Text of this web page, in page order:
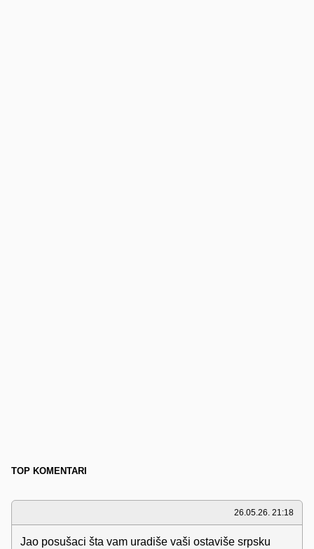
TOP KOMENTARI
26.05.26. 21:18
Jao posušaci šta vam uradiše vaši ostaviše srpsku